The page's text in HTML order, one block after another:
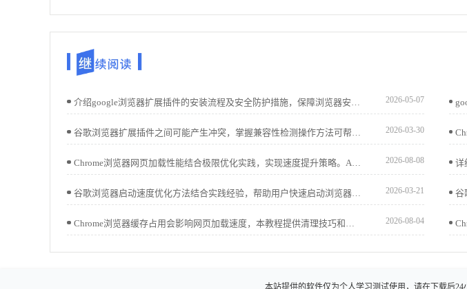
介绍google浏览器扩展插件的安装流程及安全防护措施，保障浏览器安全和稳定。 2026-05-07
谷歌浏览器扩展插件之间可能产生冲突，掌握兼容性检测操作方法可帮助用户快速发现问题并解决使用中的兼容性困扰。 2026-03-30
Chrome浏览器网页加载性能结合极限优化实践，实现速度提升策略。AI辅助方法帮助用户减少延迟，优化页面响应与浏览体验。 2026-08-08
谷歌浏览器启动速度优化方法结合实践经验，帮助用户快速启动浏览器，提高网页加载速度和整体使用效率。 2026-03-21
Chrome浏览器缓存占用会影响网页加载速度，本教程提供清理技巧和操作方法，包括插件辅助和设置优化，帮助用户显著提升浏览效率。 2026-08-04
本站提供的软件仅为个人学习测试使用，请在下载后